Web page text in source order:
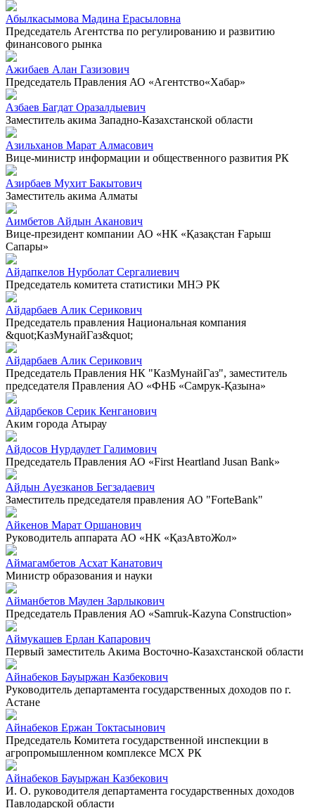
Абылкасымова Мадина Ерасыловна
Председатель Агентства по регулированию и развитию
финансового рынка
Ажибаев Алан Газизович
Председатель Правления АО «Агентство«Хабар»
Азбаев Багдат Оразалдыевич
Заместитель акима Западно-Казахстанской области
Азильханов Марат Алмасович
Вице-министр информации и общественного развития РК
Азирбаев Мухит Бакытович
Заместитель акима Алматы
Аимбетов Айдын Аканович
Вице-президент компании АО «НК «Қазақстан Ғарыш
Сапары»
Айдапкелов Нурболат Сергалиевич
Председатель комитета статистики МНЭ РК
Айдарбаев Алик Серикович
Председатель правления Национальная компания
&quot;КазМунайГаз&quot;
Айдарбаев Алик Серикович
Председатель Правления НК "КазМунайГаз", заместитель
председателя Правления АО «ФНБ «Самрук-Қазына»
Айдарбеков Серик Кенганович
Аким города Атырау
Айдосов Нурдаулет Галимович
Председатель Правления АО «First Heartland Jusan Bank»
Айдын Ауезканов Бегзадаевич
Заместитель председателя правления АО "ForteBank"
Айкенов Марат Оршанович
Руководитель аппарата АО «НК «ҚазАвтоЖол»
Аймагамбетов Асхат Канатович
Министр образования и науки
Айманбетов Маулен Зарлыкович
Председатель Правления АО «Samruk-Kazyna Construction»
Аймукашев Ерлан Капарович
Первый заместитель Акима Восточно-Казахстанской области
Айнабеков Бауыржан Казбекович
Руководитель департамента государственных доходов по г.
Астане
Айнабеков Ержан Токтасынович
Председатель Комитета государственной инспекции в
агропромышленном комплексе МСХ РК
Айнабеков Бауыржан Казбекович
И. О. руководителя департамента государственных доходов
Павлодарской области